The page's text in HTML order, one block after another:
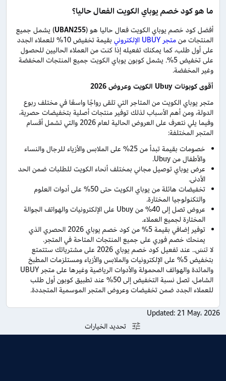
ما هو كود خصم يوباي الكويت الفعال حاليا؟
أفضل كود خصم يوباي الكويت فعال حاليا هو (UBAN255) يشمل جميع
المنتجات منمتجر UBUY الإلكتروني
بقيمة تخفيض 10% للعملاء الجدد
على أول طلب، كما يمكنك تفعيله إذا كنت من العملاء الحاليين للحصول
على تخفيض 5%. يشمل كوبون يوباي الكويت جميع المنتجات المخفضة
وغير المخفضة.
أقوى كوبوناتUbuy الكويت وعروض 2026
متجر يوباي الكويت من المتاجر التي تلقى رواجًا واسعًا في مختلف ربوع
الدولة، ومن أهم الأسباب لذلك توفير منتجات أصلية بتخفيضات حصرية،
وفيما يلي نتعرف على العروض الحالية لعام 2026 والتي تشمل أقسام
المتجر المختلفة:
خصومات بقيمة تبدأ من 25% على الملابس والأزياء للرجال والنساء
والأطفال من Ubuy.
عرض يوباي توصيل مجاني بمختلف أنحاء الكويت للطلبات ضمن الحد
الأدنى.
تخفيضات هائلة من يوباي الكويت حتى 50% على أدوات العلوم
والتكنولوجيا المختارة.
عروض تصل إلى 40% من Ubuy على الإلكترونيات والهواتف الجوالة
المختارة لجميع العملاء.
توفير إضافي بقيمة 5% من كود خصم يوباي 2026 الحصري الذي
يمنحك خصم فوري على جميع المنتجات المتاحة في المتجر.
لا تنسَ.. عند تفعيل كود خصم يوباي 2026 على مشترياتك ستتمتع
بتخفيض 5% على الإلكترونيات والملابس والأزياء ومستلزمات المطبخ
والمائدة والهواتف المحمولة والأدوات الرياضية وغيرها على متجر UBUY
الشامل، تصل نسبة التخفيض إلى 50% عند تطبيق كوبون أول طلب
للعملاء الجدد ضمن تخفيضات وعروض المتجر الموسمية المتجددة.
Updated: 21 May، 2026
تحديد الخيارات